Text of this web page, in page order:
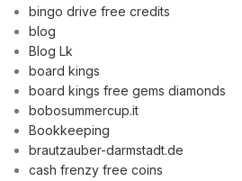
bingo drive free credits
blog
Blog Lk
board kings
board kings free gems diamonds
bobosummercup.it
Bookkeeping
brautzauber-darmstadt.de
cash frenzy free coins